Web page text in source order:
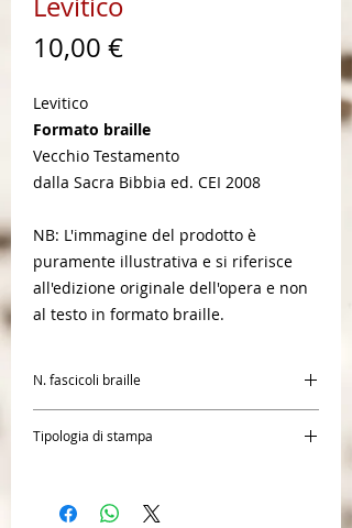
10,00 €Prezzo
Levitico
Formato braille
Vecchio Testamento
dalla Sacra Bibbia ed. CEI 2008
NB: L'immagine del prodotto è
puramente illustrativa e si riferisce
all'edizione originale dell'opera e non
al testo in formato braille.
N. fascicoli braille
Tipologia di stampa